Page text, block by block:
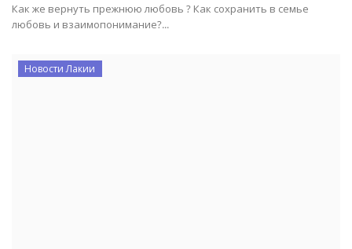
Как же вернуть прежнюю любовь ? Как сохранить в семье
любовь и взаимопонимание?...
Новости Лакии